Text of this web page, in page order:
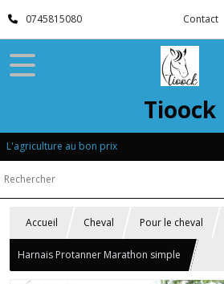
0745815080 Contact
Tioock
L'agriculture au bon prix
Accueil Cheval Pour le cheval
Harnais Protanner Marathon simple